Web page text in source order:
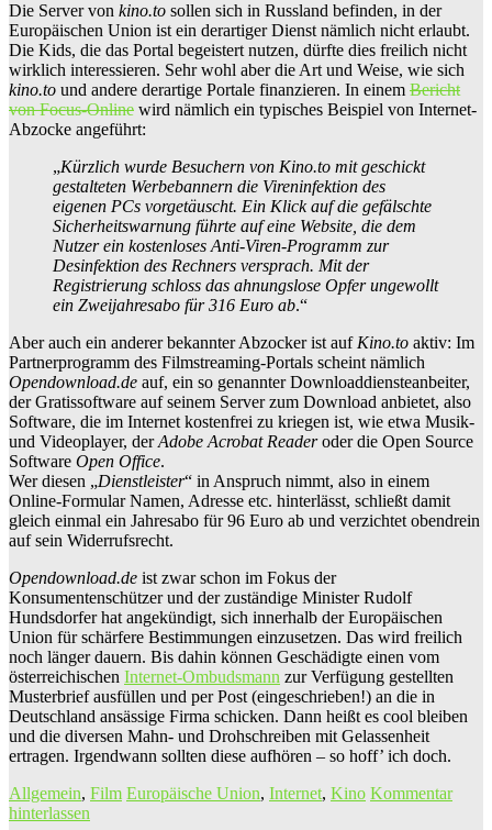
Die Server von kino.to sollen sich in Russland befinden, in der
Europäischen Union ist ein derartiger Dienst nämlich nicht erlaubt.
Die Kids, die das Portal begeistert nutzen, dürfte dies freilich nicht
wirklich interessieren. Sehr wohl aber die Art und Weise, wie sich
kino.to und andere derartige Portale finanzieren. In einem Bericht
von Focus-Online wird nämlich ein typisches Beispiel von Internet-
Abzocke angeführt:
„Kürzlich wurde Besuchern von Kino.to mit geschickt
gestalteten Werbebannern die Vireninfektion des
eigenen PCs vorgetäuscht. Ein Klick auf die gefälschte
Sicherheitswarnung führte auf eine Website, die dem
Nutzer ein kostenloses Anti-Viren-Programm zur
Desinfektion des Rechners versprach. Mit der
Registrierung schloss das ahnungslose Opfer ungewollt
ein Zweijahresabo für 316 Euro ab.“
Aber auch ein anderer bekannter Abzocker ist auf Kino.to aktiv: Im
Partnerprogramm des Filmstreaming-Portals scheint nämlich
Opendownload.de auf, ein so genannter Downloaddiensteanbeiter,
der Gratissoftware auf seinem Server zum Download anbietet, also
Software, die im Internet kostenfrei zu kriegen ist, wie etwa Musik-
und Videoplayer, derAdobe Acrobat Readeroder die Open Source
Software Open Office.
Wer diesen „Dienstleister“ in Anspruch nimmt, also in einem
Online-Formular Namen, Adresse etc. hinterlässt, schließt damit
gleich einmal ein Jahresabo für 96 Euro ab und verzichtet obendrein
auf sein Widerrufsrecht.
Opendownload.de ist zwar schon im Fokus der
Konsumentenschützer und der zuständige Minister Rudolf
Hundsdorfer hat angekündigt, sich innerhalb der Europäischen
Union für schärfere Bestimmungen einzusetzen. Das wird freilich
noch länger dauern. Bis dahin können Geschädigte einen vom
österreichischen Internet-Ombudsmann zur Verfügung gestellten
Musterbrief ausfüllen und per Post (eingeschrieben!) an die in
Deutschland ansässige Firma schicken. Dann heißt es cool bleiben
und die diversen Mahn- und Drohschreiben mit Gelassenheit
ertragen. Irgendwann sollten diese aufhören – so hoff’ ich doch.
Allgemein, Film Europäische Union, Internet, Kino Kommentar
hinterlassen